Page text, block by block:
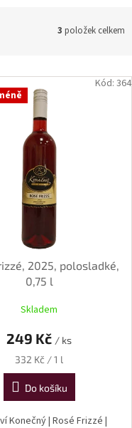
3 položek celkem
2025, polosladké,
0,75 l
Skladem
249 Kč / ks
Měrná
cena:
332 Kč / 1 l
Do košíku
Konečný | Rosé Frizzé |
Kód: 364